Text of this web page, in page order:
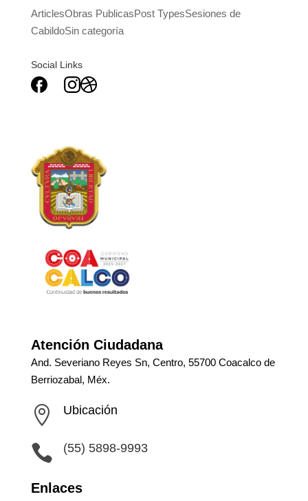
ArticlesObras PublicasPost TypesSesiones de
CabildoSin categoría
Social Links
Atención Ciudadana
And. Severiano Reyes Sn, Centro, 55700 Coacalco de
Berriozabal, Méx.
 Ubicación
 (55) 5898-9993
Enlaces